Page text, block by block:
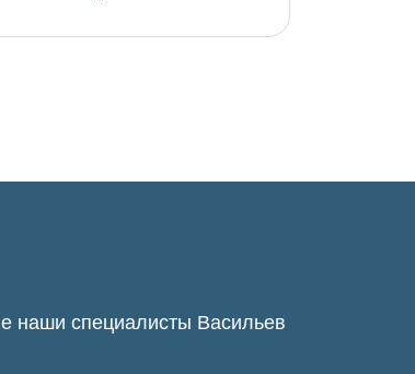
наши специалисты Васильев